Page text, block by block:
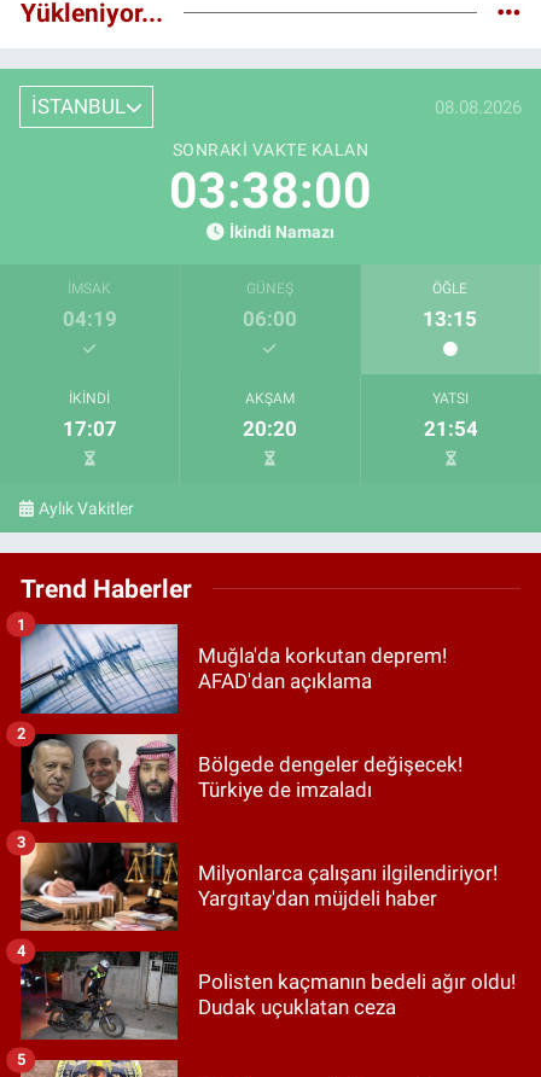
Yükleniyor...
İSTANBUL 08.08.2026
SONRAKI VAKTE KALAN
03:37:58
İkindi Namazı
İMSAK
04:19
GÜNEŞ
06:00
ÖĞLE
13:15
İKINDI
17:07
AKŞAM
20:20
YATSI
21:54
Aylık Vakitler
Trend Haberler
Muğla'da korkutan deprem!
AFAD'dan açıklama
1
Bölgede dengeler değişecek!
Türkiye de imzaladı
2
Milyonlarca çalışanı ilgilendiriyor!
Yargıtay'dan müjdeli haber
3
Polisten kaçmanın bedeli ağır oldu!
Dudak uçuklatan ceza
4
5